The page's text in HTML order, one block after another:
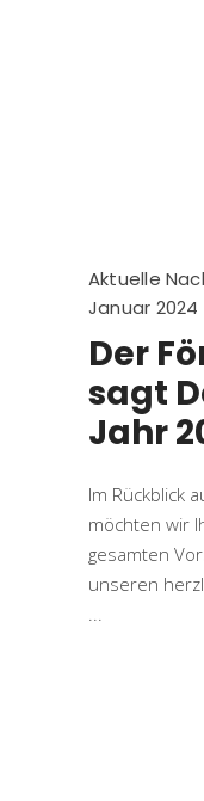
Aktuelle
Januar 2024
Der
sagt
Jahr
Im Rückblick
möchten wir
gesamten
unseren